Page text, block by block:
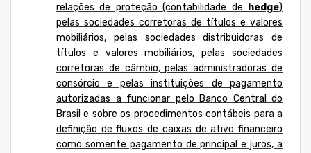
relações de proteção (contabilidade de
hedge)
pelas sociedades corretoras de títulos e valores
mobiliários, pelas sociedades distribuidoras de
títulos e valores mobiliários, pelas sociedades
corretoras de câmbio, pelas administradoras de
consórcio e pelas instituições de pagamento
autorizadas a funcionar pelo Banco Central do
Brasil e sobre os procedimentos contábeis para a
definição de fluxos de caixas de ativo financeiro
como somente pagamento de principal e juros, a